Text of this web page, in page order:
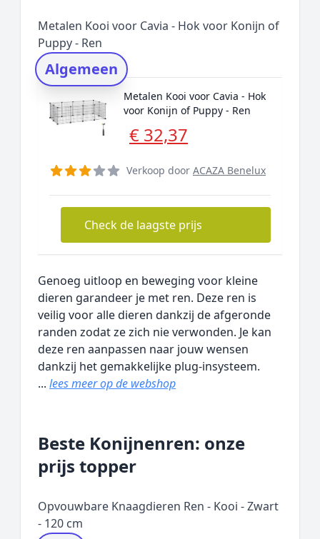
Rating topper
Onderzoeksmethode
Alternatieven
Prijsniveaus
Metalen Kooi voor Cavia - Hok voor Konijn of
Puppy - Ren
Algemeen
Metalen Kooi voor Cavia - Hok
voor Konijn of Puppy - Ren
€ 32,37
Verkoop door ACAZA Benelux
Check de laagste prijs
Genoeg uitloop en beweging voor kleine
dieren garandeer je met ren. Deze ren is
veilig voor alle dieren dankzij de afgeronde
randen zodat ze zich nie verwonden. Je kan
deze ren aanpassen naar jouw wensen
dankzij het gemakkelijke plug-insysteem.
... lees meer op de webshop
Beste Konijnenren: onze
prijs topper
Opvouwbare Knaagdieren Ren - Kooi - Zwart
- 120 cm